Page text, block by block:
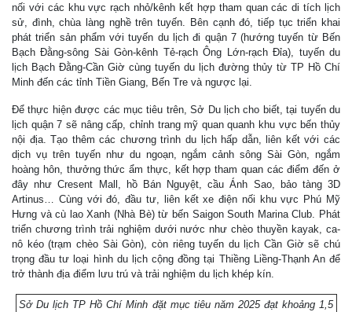
nối với các khu vực rạch nhỏ/kênh kết hợp tham quan các di tích lịch
sử, đình, chùa làng nghề trên tuyến. Bên cạnh đó, tiếp tục triển khai
phát triển sản phẩm với tuyến du lịch đi quận 7 (hướng tuyến từ Bến
Bạch Đằng-sông Sài Gòn-kênh Tẻ-rạch Ông Lớn-rạch Đỉa), tuyến du
lịch Bạch Đằng-Cần Giờ cùng tuyến du lịch đường thủy từ TP Hồ Chí
Minh đến các tỉnh Tiền Giang, Bến Tre và ngược lại.
Để thực hiện được các mục tiêu trên, Sở Du lịch cho biết, tại tuyến du
lịch quận 7 sẽ nâng cấp, chỉnh trang mỹ quan quanh khu vực bến thủy
nội địa. Tạo thêm các chương trình du lịch hấp dẫn, liên kết với các
dịch vụ trên tuyến như du ngoạn, ngắm cảnh sông Sài Gòn, ngắm
hoàng hôn, thưởng thức ẩm thực, kết hợp tham quan các điểm đến ở
đây như Cresent Mall, hồ Bán Nguyệt, cầu Ánh Sao, bảo tàng 3D
Artinus… Cùng với đó, đầu tư, liên kết xe điện nối khu vực Phú Mỹ
Hưng và cù lao Xanh (Nhà Bè) từ bến Saigon South Marina Club. Phát
triển chương trình trải nghiệm dưới nước như chèo thuyền kayak, ca-
nô kéo (trạm chèo Sài Gòn), còn riêng tuyến du lịch Cần Giờ sẽ chú
trọng đầu tư loại hình du lịch cộng đồng tại Thiềng Liềng-Thạnh An để
trở thành địa điểm lưu trú và trải nghiệm du lịch khép kín.
Sở Du lịch TP Hồ Chí Minh đặt mục tiêu năm 2025 đạt khoảng 1,5